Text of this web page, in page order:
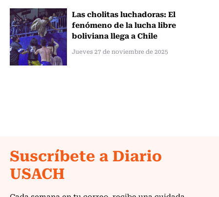
Las cholitas luchadoras: El
fenómeno de la lucha libre
boliviana llega a Chile
Jueves 27 de noviembre de 2025